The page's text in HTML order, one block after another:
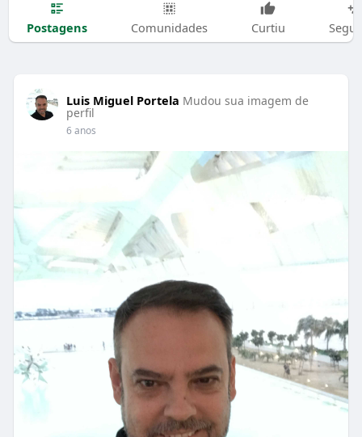
Postagens Comunidades Curtiu
Luis Miguel Portela Mudou sua imagem de
perfil
6 anos